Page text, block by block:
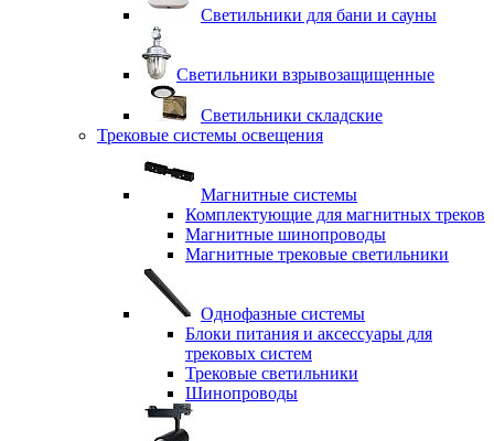
Светильники для бани и сауны
Светильники взрывозащищенные
Светильники складские
Трековые системы освещения
Магнитные системы
Комплектующие для магнитных треков
Магнитные шинопроводы
Магнитные трековые светильники
Однофазные системы
Блоки питания и аксессуары для
трековых систем
Трековые светильники
Шинопроводы